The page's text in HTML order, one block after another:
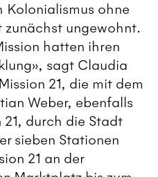
Kolonialismus ohne
ungewohnt.
hatten ihren
sagt Claudia
21, die mit dem
Weber, ebenfalls
durch die Stadt
sieben Stationen
21 an der